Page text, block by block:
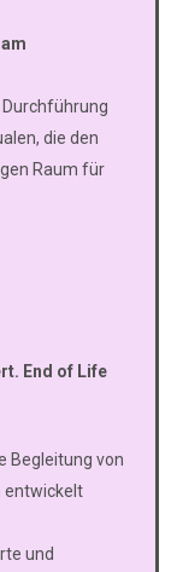
die den
Raum für
End of Life
Begleitung von
entwickelt
und